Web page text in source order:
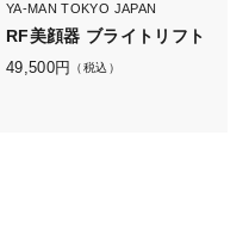
YA-MAN TOKYO JAPAN
RF美顔器 ブライトリフト
49,500円 （税込）